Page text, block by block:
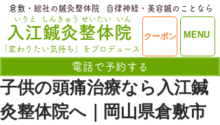
ME
​入江鍼灸整体院
いりえ
MENU
クーポン
電話で予約する
せいたい
しんきゅう いん
「変わりたい気持ち」をプロデュース
​倉敷・総社の鍼灸整体院 ​自律神経・美容鍼のことなら
子供の頭痛治療なら入江鍼
灸整体院へ｜岡山県倉敷市